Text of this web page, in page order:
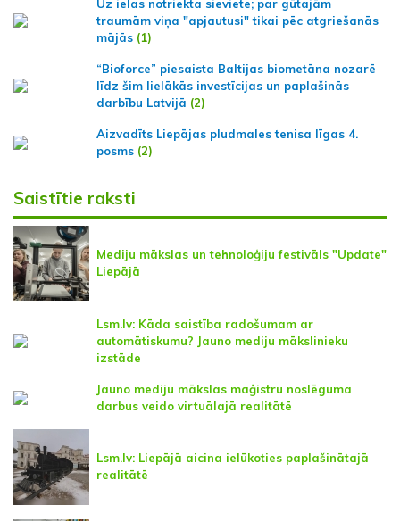
Uz ielas notriekta sieviete; par gūtajām
traumām viņa "apjautusi" tikai pēc atgriešanās
mājās (1)
“Bioforce” piesaista Baltijas biometāna nozarē
līdz šim lielākās investīcijas un paplašinās
darbību Latvijā (2)
Aizvadīts Liepājas pludmales tenisa līgas 4.
posms (2)
Saistītie raksti
Mediju mākslas un tehnoloģiju festivāls "Update"
Liepājā
Lsm.lv: Kāda saistība radošumam ar
automātiskumu? Jauno mediju mākslinieku
izstāde
Jauno mediju mākslas maģistru noslēguma
darbus veido virtuālajā realitātē
Lsm.lv: Liepājā aicina ielūkoties paplašinātajā
realitātē